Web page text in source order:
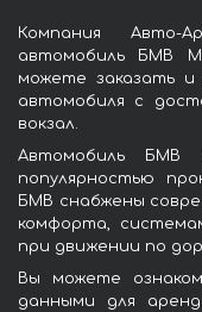
Компания Авто-
автомобиль БМВ
можете заказать и
автомобиля с
вокзал.
Автомобиль БМВ
популярностью
БМВ снабжены
комфорта,
при движении по
Вы можете
данными для